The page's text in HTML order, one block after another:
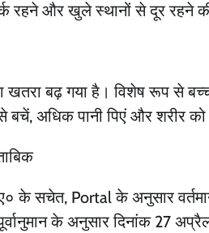
रहने और खुले स्थानों से दूर रहने
बढ़ गया है। विशेष रूप से
अधिक पानी पिएं और शरीर
के सचेत, Portal के अनुसार
के अनुसार दिनांक 27